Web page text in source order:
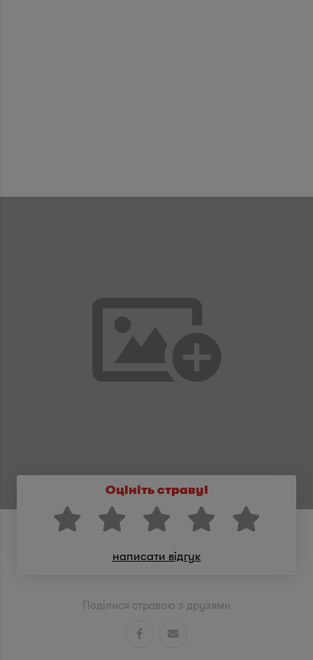
Оцініть страву!
написати відгук
Поділися стравою з друзями
 